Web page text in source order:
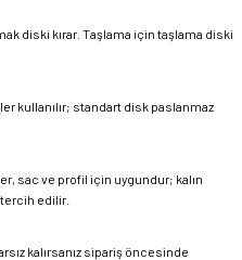
diski kırar. Taşlama için taşlama diski
kullanılır; standart disk paslanmaz
sac ve profil için uygundur; kalın
tercih edilir.
kalırsanız sipariş öncesinde